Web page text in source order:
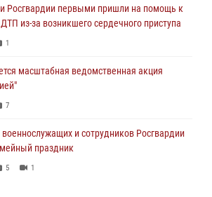
при содействии спецназа Росгвардии
в незаконном обороте наркотиков
и сотрудников Росгвардии
праздник
Росгвардии первыми пришли на помощь к
из-за возникшего сердечного приступа
1
масштабная ведомственная акция
7
и сотрудников Росгвардии
праздник
5 1